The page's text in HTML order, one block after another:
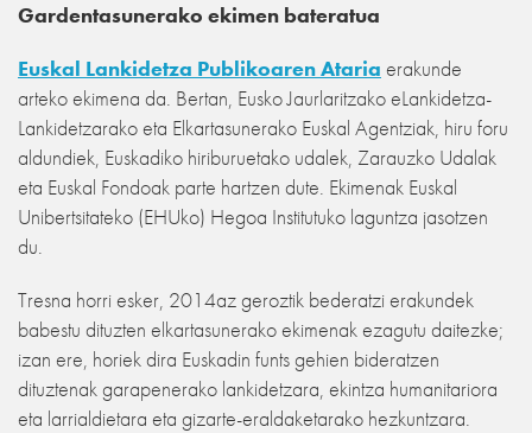
Gardentasunerako ekimen bateratua
Euskal Lankidetza Publikoaren Ataria erakunde
arteko ekimena da. Bertan, Eusko Jaurlaritzako eLankidetza-
Lankidetzarako eta Elkartasunerako Euskal Agentziak, hiru foru
aldundiek, Euskadiko hiriburuetako udalek, Zarauzko Udalak
eta Euskal Fondoak parte hartzen dute. Ekimenak Euskal
Unibertsitateko (EHUko) Hegoa Institutuko laguntza jasotzen
du.
Tresna horri esker, 2014az geroztik bederatzi erakundek
babestu dituzten elkartasunerako ekimenak ezagutu daitezke;
izan ere, horiek dira Euskadin funts gehien bideratzen
dituztenak garapenerako lankidetzara, ekintza humanitariora
eta larrialdietara eta gizarte-eraldaketarako hezkuntzara.